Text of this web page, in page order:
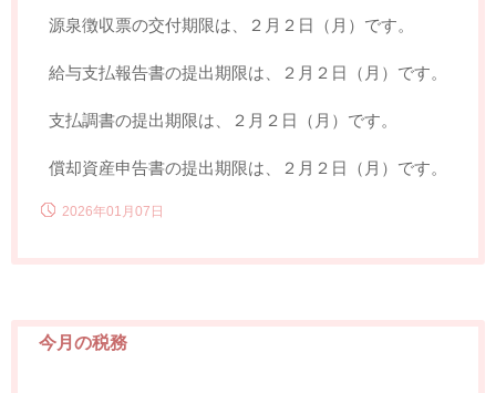
源泉徴収票の交付期限は、２月２日（月）です。
給与支払報告書の提出期限は、２月２日（月）です。
支払調書の提出期限は、２月２日（月）です。
償却資産申告書の提出期限は、２月２日（月）です。
2026年01月07日
今月の税務